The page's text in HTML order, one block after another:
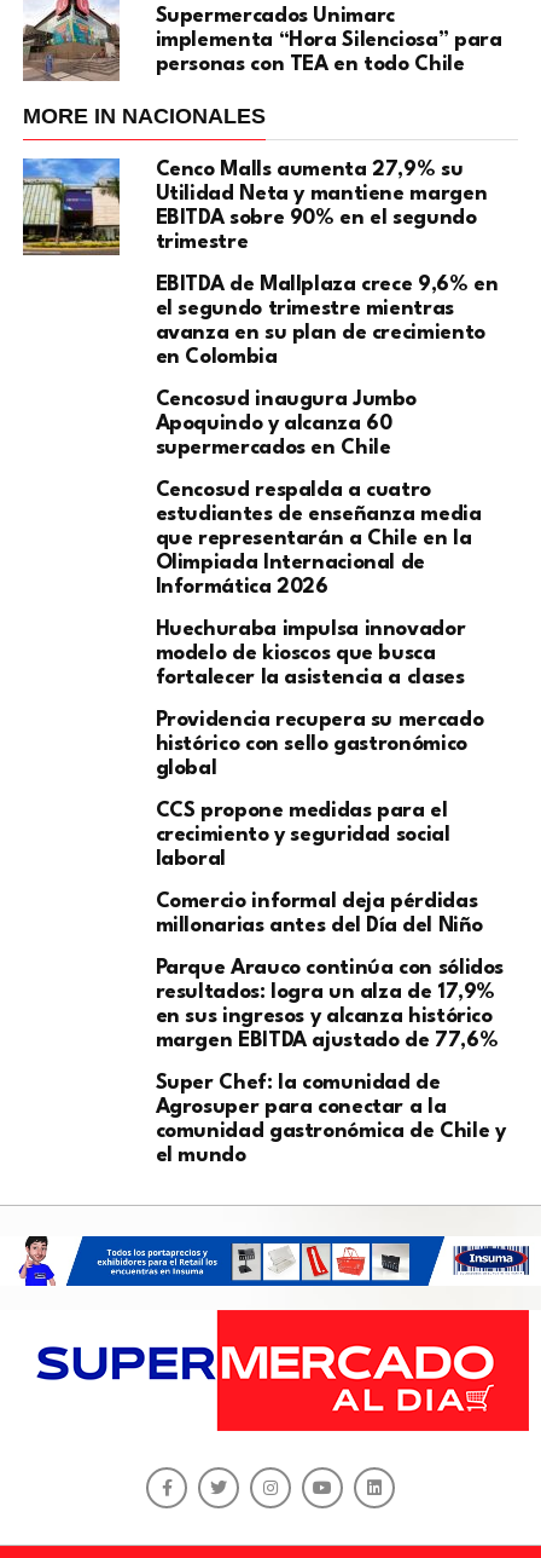
Supermercados Unimarc
implementa “Hora Silenciosa” para
personas con TEA en todo Chile
MORE IN NACIONALES
Cenco Malls aumenta 27,9% su
Utilidad Neta y mantiene margen
EBITDA sobre 90% en el segundo
trimestre
EBITDA de Mallplaza crece 9,6% en
el segundo trimestre mientras
avanza en su plan de crecimiento
en Colombia
Cencosud inaugura Jumbo
Apoquindo y alcanza 60
supermercados en Chile
Cencosud respalda a cuatro
estudiantes de enseñanza media
que representarán a Chile en la
Olimpiada Internacional de
Informática 2026
Huechuraba impulsa innovador
modelo de kioscos que busca
fortalecer la asistencia a clases
Providencia recupera su mercado
histórico con sello gastronómico
global
CCS propone medidas para el
crecimiento y seguridad social
laboral
Comercio informal deja pérdidas
millonarias antes del Día del Niño
Parque Arauco continúa con sólidos
resultados: logra un alza de 17,9%
en sus ingresos y alcanza histórico
margen EBITDA ajustado de 77,6%
Super Chef: la comunidad de
Agrosuper para conectar a la
comunidad gastronómica de Chile y
el mundo